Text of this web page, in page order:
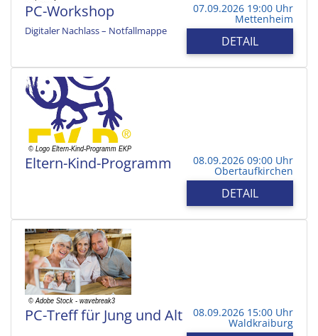
PC-Workshop
Digitaler Nachlass – Notfallmappe
07.09.2026 19:00 Uhr
Mettenheim
DETAIL
Eltern-Kind-Programm 08.09.2026 09:00 Uhr
Obertaufkirchen
DETAIL
PC-Treff für Jung und Alt 08.09.2026 15:00 Uhr
Waldkraiburg